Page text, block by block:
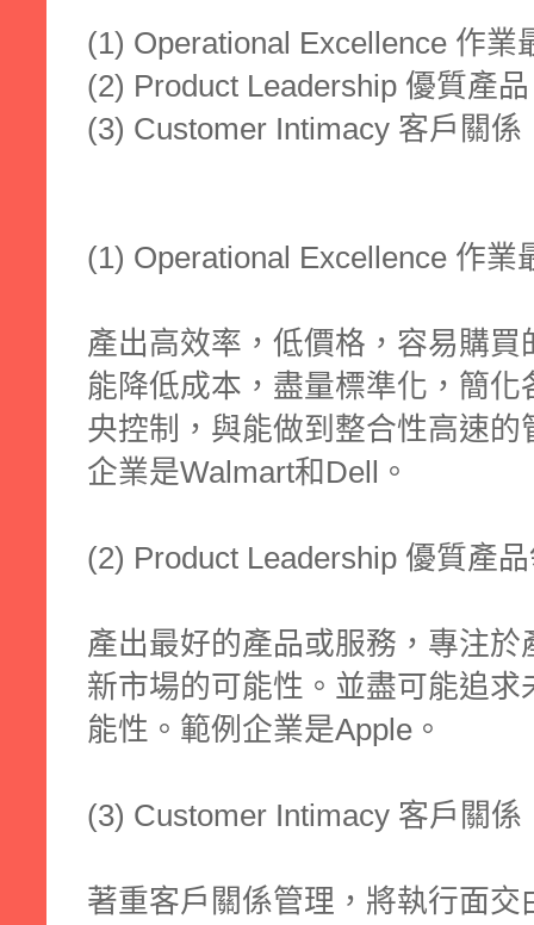
(1) Operational Excellence 作業
(2) Product Leadership 優質產品
(3) Customer Intimacy 客戶關係
(1) Operational Excellence 作業
產出高效率，低價格，容易購
能降低成本，盡量標準化，簡
央控制，與能做到整合性高速
企業是Walmart和Dell。
(2) Product Leadership 優質產
產出最好的產品或服務，專注
新市場的可能性。並盡可能追
能性。範例企業是Apple。
(3) Customer Intimacy 客戶關係
著重客戶關係管理，將執行面